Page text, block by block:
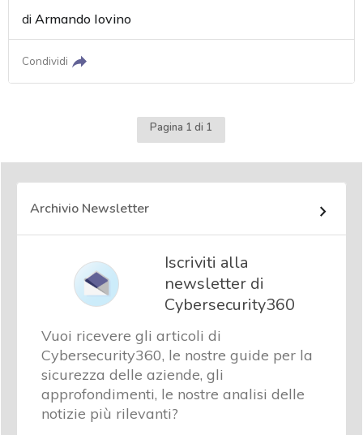
diArmando Iovino
Condividi
Pagina 1 di 1
Archivio Newsletter
Iscriviti alla
newsletter di
Cybersecurity360
Vuoi ricevere gli articoli di
Cybersecurity360, le nostre guide per la
sicurezza delle aziende, gli
approfondimenti, le nostre analisi delle
notizie più rilevanti?